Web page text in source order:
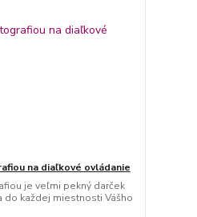
na diaľkové ovládanie
je veľmi pekný darček
do každej miestnosti Vášho